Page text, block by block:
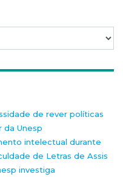
de rever políticas
da Unesp
intelectual durante
de Letras de Assis
investiga